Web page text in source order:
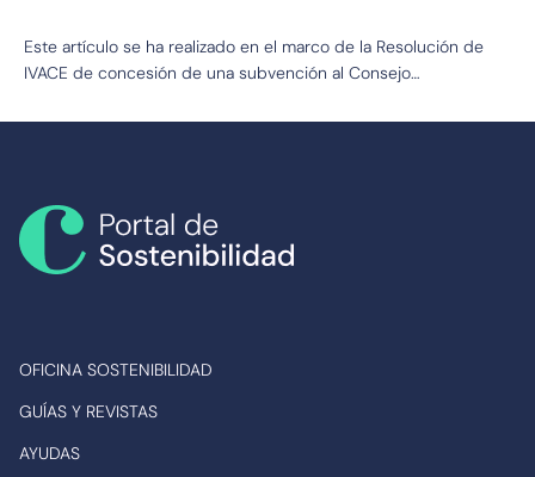
empresas sostenibles
Este artículo se ha realizado en el marco de la Resolución de
IVACE de concesión de una subvención al Consejo…
OFICINA SOSTENIBILIDAD
GUÍAS Y REVISTAS
AYUDAS